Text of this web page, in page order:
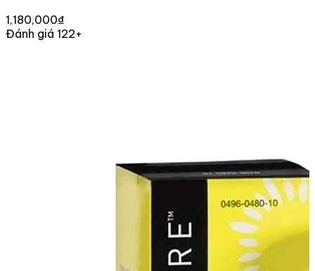
1,180,000₫
Đánh giá 122+